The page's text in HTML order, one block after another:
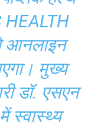
HEALTH
आनलाइन
मुख्य
डॉ. एसएन
स्वास्थ्य